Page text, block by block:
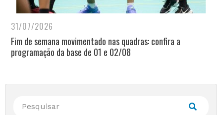
31/07/2026
Fim de semana movimentado nas quadras: confira a
programação da base de 01 e 02/08